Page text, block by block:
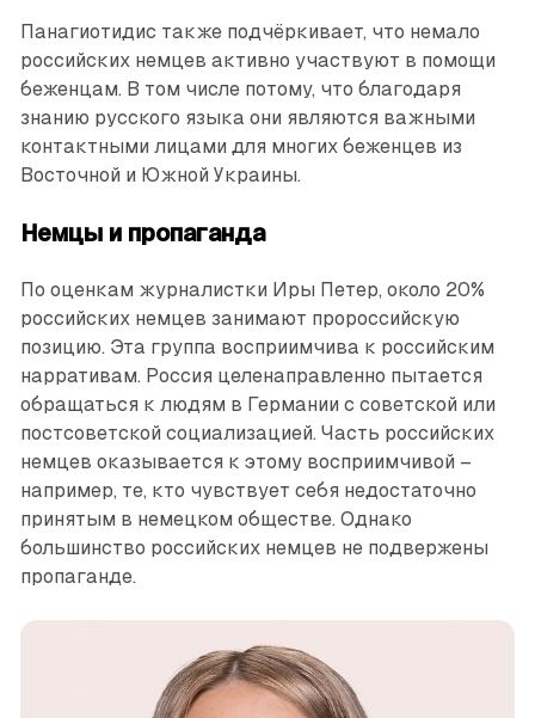
Панагиотидис также подчёркивает, что немало
российских немцев активно участвуют в помощи
беженцам. В том числе потому, что благодаря
знанию русского языка они являются важными
контактными лицами для многих беженцев из
Восточной и Южной Украины.
Немцы и пропаганда
По оценкам журналистки Иры Петер, около 20%
российских немцев занимают пророссийскую
позицию. Эта группа восприимчива к российским
нарративам. Россия целенаправленно пытается
обращаться к людям в Германии с советской или
постсоветской социализацией. Часть российских
немцев оказывается к этому ­восприимчивой –
например, те, кто чувствует себя ­недостаточно
принятым в немецком обществе. Однако
большинство российских немцев не подвержены
пропаганде.